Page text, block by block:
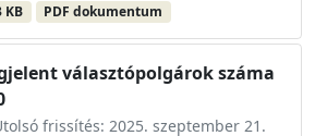
KB PDF dokumentum
választópolgárok száma
frissítés: 2025. szeptember 21.